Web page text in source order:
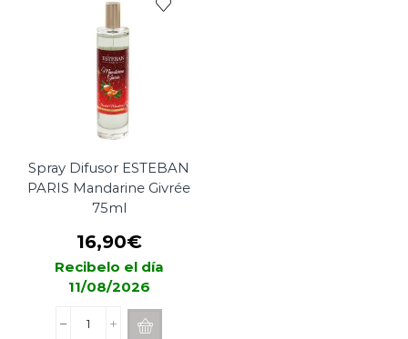
Spray Difusor ESTEBAN
PARIS Mandarine Givrée
75ml
16,90€
Recibelo el día
11/08/2026
Spray